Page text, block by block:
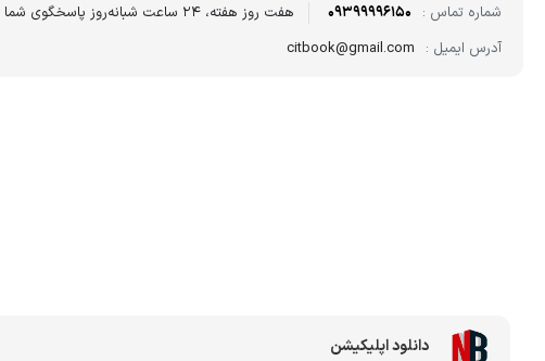
شماره تماس : 09399996150
هفت روز هفته، ۲۴ ساعت شبانه‌روز پاسخگوی شما هستیم.
آدرس ایمیل : citbook@gmail.com
دانلود اپلیکیشن